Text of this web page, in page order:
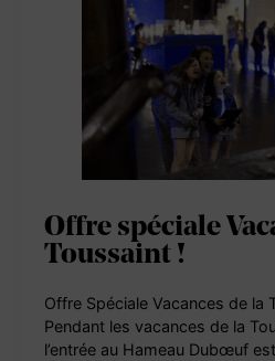
Offre spéciale
Toussaint !
Offre Spéciale Vacances de la
Pendant les vacances de la
l’entrée au Hameau Dubœuf